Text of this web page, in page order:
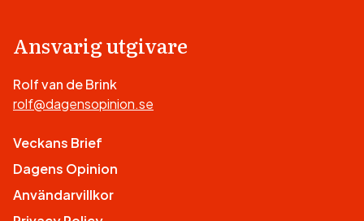
Ansvarig utgivare
Rolf van de Brink
rolf@dagensopinion.se
Veckans Brief
Dagens Opinion
Användarvillkor